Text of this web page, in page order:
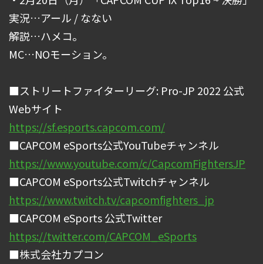
実況…アール / なない
解説…ハメコ。
MC…NOモーション。
■ストリートファイターリーグ: Pro-JP 2022 公式
Webサイト
https://sf.esports.capcom.com/
■CAPCOM eSports公式YouTubeチャンネル
https://www.youtube.com/c/CapcomFightersJP
■CAPCOM eSports公式Twitchチャンネル
https://www.twitch.tv/capcomfighters_jp
■CAPCOM eSports 公式Twitter
https://twitter.com/CAPCOM_eSports
■株式会社カプコン